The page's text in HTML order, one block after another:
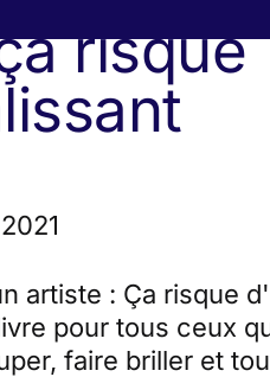
risque
artiste : Ça risque
pour tous ceux
faire briller et